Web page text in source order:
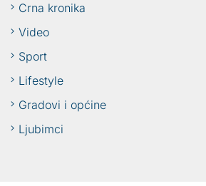
Crna kronika
Video
Sport
Lifestyle
Gradovi i općine
Ljubimci